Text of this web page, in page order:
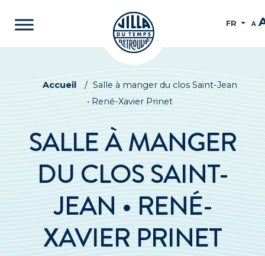
FR A
Accueil / Salle à manger du clos Saint-Jean
• René-Xavier Prinet
SALLE À MANGER
DU CLOS SAINT-
JEAN • RENÉ-
XAVIER PRINET